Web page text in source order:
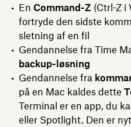
En Command-Z (Ctrl-Z i
fortryde den sidste
sletning af en fil
Gendannelse fra Time
backup-løsning
Gendannelse fra
på en Mac kaldes dette
Terminal er en app, du
eller Spotlight. Den er